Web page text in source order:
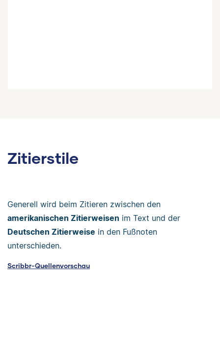
Zitierstile
Generell wird beim Zitieren zwischen den
amerikanischen Zitierweisen im Text und der
Deutschen Zitierweise in den Fußnoten
unterschieden.
Scribbr-Quellenvorschau